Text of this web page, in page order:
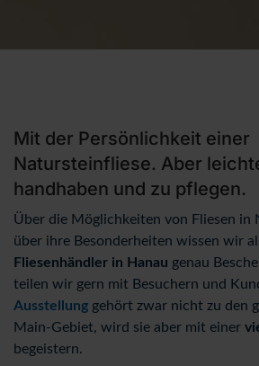
Mit der Persönlichkeit einer
Natursteinfliese. Aber
handhaben und zu pflegen.
Über die Möglichkeiten von Fliesen in
über ihre Besonderheiten wissen wir
Fliesenhändler in Hanau genau
teilen wir gern mit Besuchern und
Ausstellung gehört zwar nicht zu den
Main-Gebiet, wird sie aber mit einer
begeistern.